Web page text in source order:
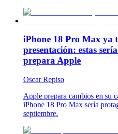
iPhone 18 Pro Max ya
presentación: estas
prepara Apple
Oscar Repiso
Apple prepara cambios en su
iPhone 18 Pro Max sería
septiembre.